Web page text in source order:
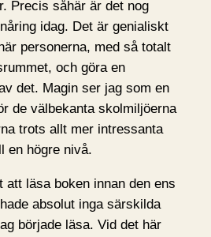
Precis såhär är det nog
idag. Det är genialiskt
personerna, med så totalt
och göra en
det. Magin ser jag som en
de välbekanta skolmiljöerna
trots allt mer intressanta
en högre nivå.
att läsa boken innan den ens
absolut inga särskilda
började läsa. Vid det här